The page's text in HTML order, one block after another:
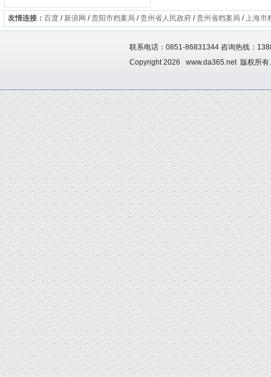
友情连接： 百度/ 新浪网 /贵阳市档案局 /贵州省人民政府/贵州省档案局 /上海市
联系电话：0851-86831344 咨询热线：
Copyright 2026 www.da365.net 版权所